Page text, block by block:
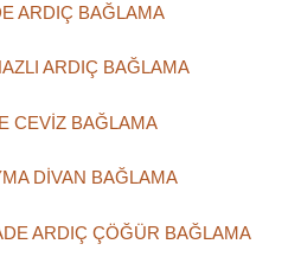
ARDIÇ BAĞLAMA
ARDIÇ BAĞLAMA
CEVİZ BAĞLAMA
DİVAN BAĞLAMA
ARDIÇ ÇÖĞÜR BAĞLAMA